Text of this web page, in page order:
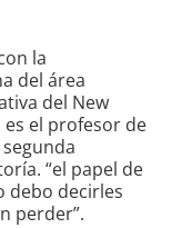
la
del área
del New
es el profesor de
“el papel de
debo decirles
perder”.